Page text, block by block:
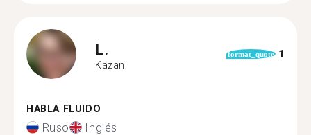
L.
Kazan
format_quote 1
HABLA FLUIDO
Ruso Inglés